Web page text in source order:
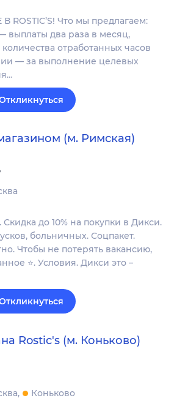
Что мы предлагаем:
выплаты два раза в месяц,
отработанных часов
— за выполнение целевых
(м. Римская)
до 10% на покупки в Дикси.
больничных. Соцпакет.
Чтобы не потерять вакансию,
⭐. Условия. Дикси это –
Rostic's (м. Коньково)
Коньково